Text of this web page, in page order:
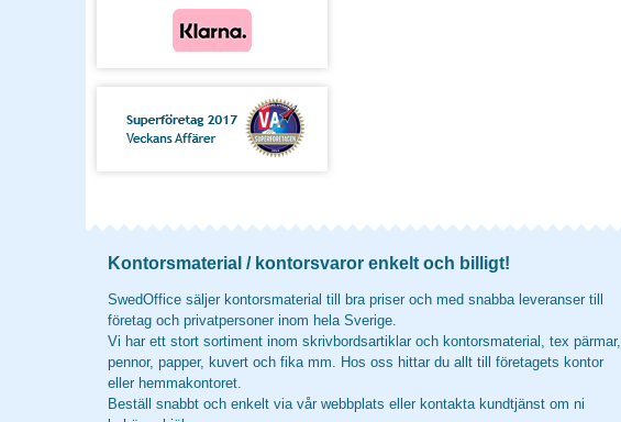
Kontorsmaterial / kontorsvaror enkelt och billigt!
SwedOffice säljer kontorsmaterial till bra priser och med snabba leveranser till
företag och privatpersoner inom hela Sverige.
Vi har ett stort sortiment inom skrivbordsartiklar och kontorsmaterial, tex pärmar,
pennor, papper, kuvert och fika mm. Hos oss hittar du allt till företagets kontor
eller hemmakontoret.
Beställ snabbt och enkelt via vår webbplats eller kontakta kundtjänst om ni